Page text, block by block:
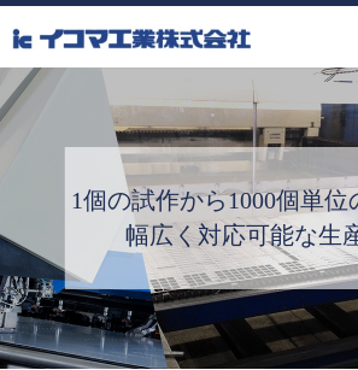
1個の試作から1000個単位
幅広く対応可能な生